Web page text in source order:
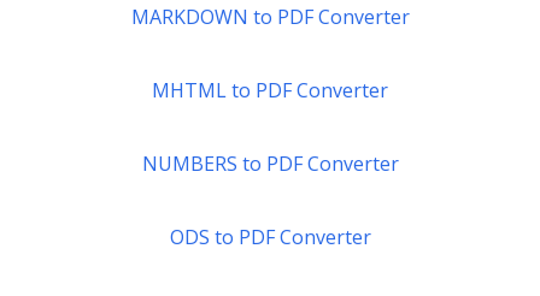
MARKDOWN to PDF Converter
MHTML to PDF Converter
NUMBERS to PDF Converter
ODS to PDF Converter